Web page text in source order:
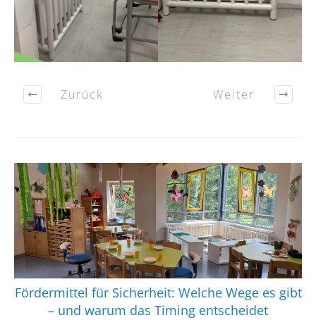
Zurück Weiter
Fördermittel für Sicherheit: Welche Wege es gibt
– und warum das Timing entscheidet